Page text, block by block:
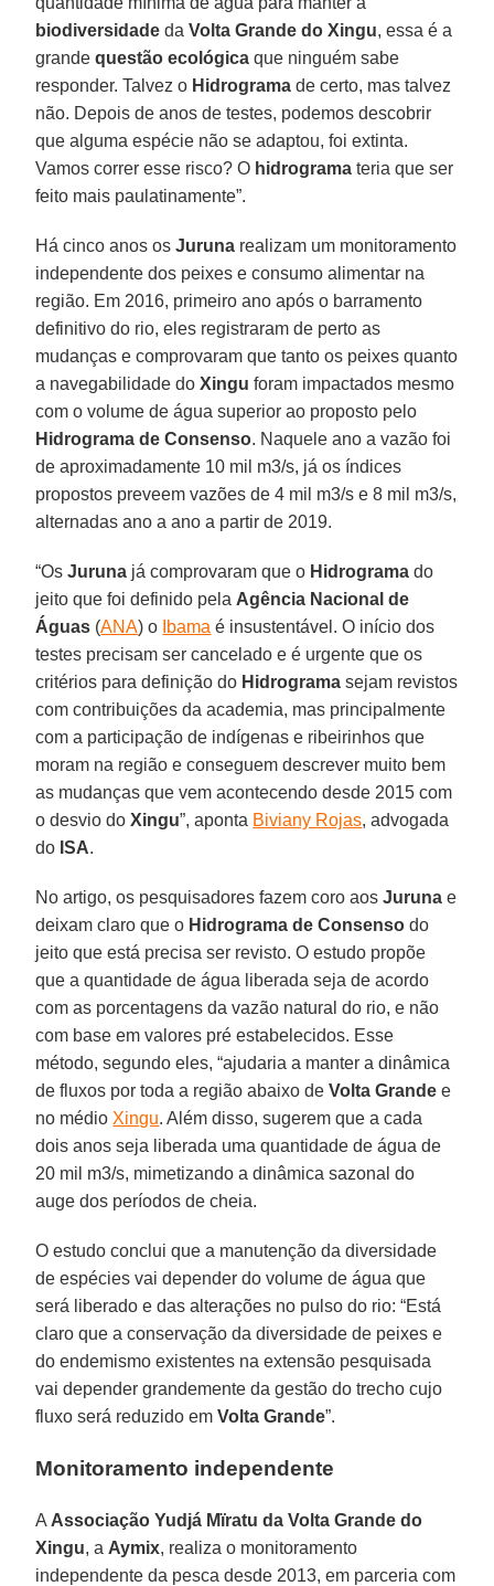
biodiversidade daVolta Grande do Xingu, essa é a
grandequestão ecológica que ninguém sabe
responder. Talvez o Hidrograma de certo, mas talvez
não. Depois de anos de testes, podemos descobrir
que alguma espécie não se adaptou, foi extinta.
Vamos correr esse risco? O hidrograma teria que ser
feito mais paulatinamente”.
Há cinco anos osJuruna realizam um monitoramento
independente dos peixes e consumo alimentar na
região. Em 2016, primeiro ano após o barramento
definitivo do rio, eles registraram de perto as
mudanças e comprovaram que tanto os peixes quanto
a navegabilidade doXingu foram impactados mesmo
com o volume de água superior ao proposto pelo
Hidrograma de Consenso. Naquele ano a vazão foi
de aproximadamente 10 mil m3/s, já os índices
propostos preveem vazões de 4 mil m3/s e 8 mil m3/s,
alternadas ano a ano a partir de 2019.
“OsJuruna já comprovaram que o Hidrograma do
jeito que foi definido pela Agência Nacional de
Águas (ANA) o Ibama é insustentável. O início dos
testes precisam ser cancelado e é urgente que os
critérios para definição do Hidrograma sejam revistos
com contribuições da academia, mas principalmente
com a participação de indígenas e ribeirinhos que
moram na região e conseguem descrever muito bem
as mudanças que vem acontecendo desde 2015 com
o desvio doXingu”, aponta Biviany Rojas, advogada
do ISA.
No artigo, os pesquisadores fazem coro aosJuruna e
deixam claro que o Hidrograma de Consenso do
jeito que está precisa ser revisto. O estudo propõe
que a quantidade de água liberada seja de acordo
com as porcentagens da vazão natural do rio, e não
com base em valores pré estabelecidos. Esse
método, segundo eles, “ajudaria a manter a dinâmica
de fluxos por toda a região abaixo deVolta Grande e
no médio Xingu. Além disso, sugerem que a cada
dois anos seja liberada uma quantidade de água de
20 mil m3/s, mimetizando a dinâmica sazonal do
auge dos períodos de cheia.
O estudo conclui que a manutenção da diversidade
de espécies vai depender do volume de água que
será liberado e das alterações no pulso do rio: “Está
claro que a conservação da diversidade de peixes e
do endemismo existentes na extensão pesquisada
vai depender grandemente da gestão do trecho cujo
fluxo será reduzido emVolta Grande”.
Monitoramento independente
A Associação Yudjá Mïratu da Volta Grande do
Xingu, a Aymix, realiza o monitoramento
independente da pesca desde 2013, em parceria com